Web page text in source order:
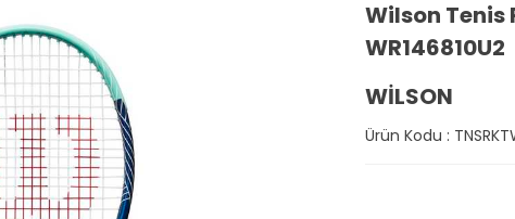
Wilson Tenis
WR146810U2
WILSON
Ürün Kodu :